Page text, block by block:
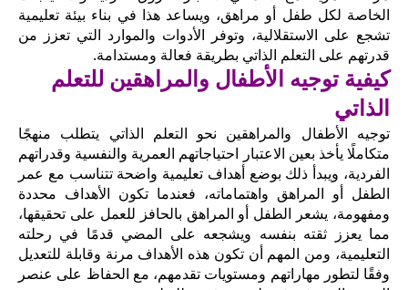
الخاصة لكل طفل أو مراهق، ويساعد هذا في بناء بيئة تعليمية
تشجع على الاستقلالية، وتوفر الأدوات والموارد التي تعزز من
قدرتهم على التعلم الذاتي بطريقة فعالة ومستدامة.
كيفية توجيه الأطفال والمراهقين للتعلم
الذاتي
توجيه الأطفال والمراهقين نحو التعلم الذاتي يتطلب منهجًا
متكاملًا يأخذ بعين الاعتبار احتياجاتهم العمرية والنفسية وقدراتهم
الفردية، ويبدأ ذلك بوضع أهداف تعليمية واضحة تتناسب مع عمر
الطفل أو المراهق واهتماماته، فعندما تكون الأهداف محددة
ومفهومة، يشعر الطفل أو المراهق بالحافز للعمل على تحقيقها،
مما يعزز ثقته بنفسه ويشجعه على المضي قدمًا في رحلته
التعليمية، ومن المهم أن تكون هذه الأهداف مرنة وقابلة للتعديل
وفقًا لتطور مهاراتهم ومستويات تقدمهم، مع الحفاظ على عنصر